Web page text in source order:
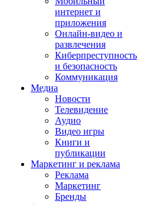
интернет и
приложения
Онлайн-видео и
развлечения
Киберпреступность
и безопасность
Коммуникация
Медиа
Новости
Телевидение
Аудио
Видео игры
Книги и
публикации
Маркетинг и реклама
Реклама
Маркетинг
Бренды